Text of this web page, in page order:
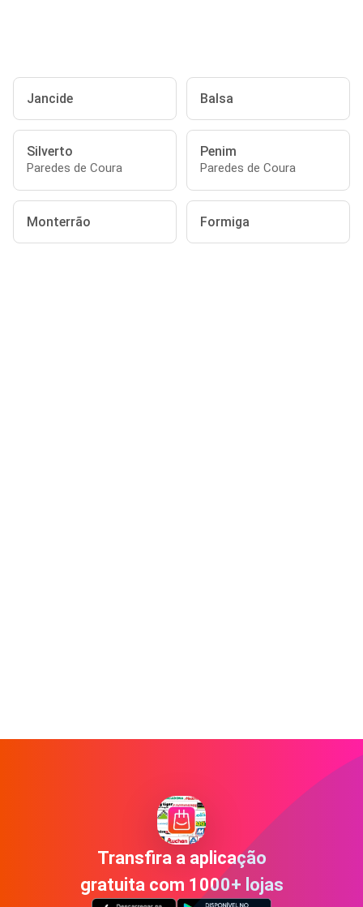
Jancide Balsa
Silverto
Paredes de Coura
Penim
Paredes de Coura
Monterrão Formiga
Transfira a aplicação
gratuita com 1000+ lojas